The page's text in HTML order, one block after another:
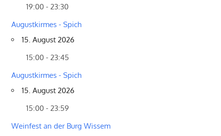
19:00 - 23:30
Augustkirmes - Spich
15. August 2026
15:00 - 23:45
Augustkirmes - Spich
15. August 2026
15:00 - 23:59
Weinfest an der Burg Wissem